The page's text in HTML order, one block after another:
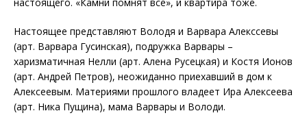
Настоящее представляют Володя и Варвара Алекссевы
(арт. Варвара Гусинская), подружка Варвары –
харизматичная Нелли (арт. Алена Русецкая) и Костя Ионов
(арт. Андрей Петров), неожиданно приехавший в дом к
Алексеевым. Материями прошлого владеет Ира Алексеева
(арт. Ника Пущина), мама Варвары и Володи.